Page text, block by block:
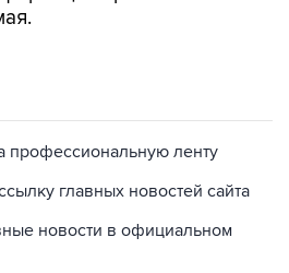
профессиональную ленту
главных новостей сайта
новости в официальном